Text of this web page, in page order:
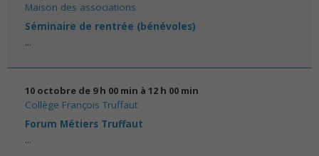
Maison des associations
Séminaire de rentrée (bénévoles)
...
10 octobre de 9 h 00 min à 12 h 00 min
Collège François Truffaut
Forum Métiers Truffaut
...